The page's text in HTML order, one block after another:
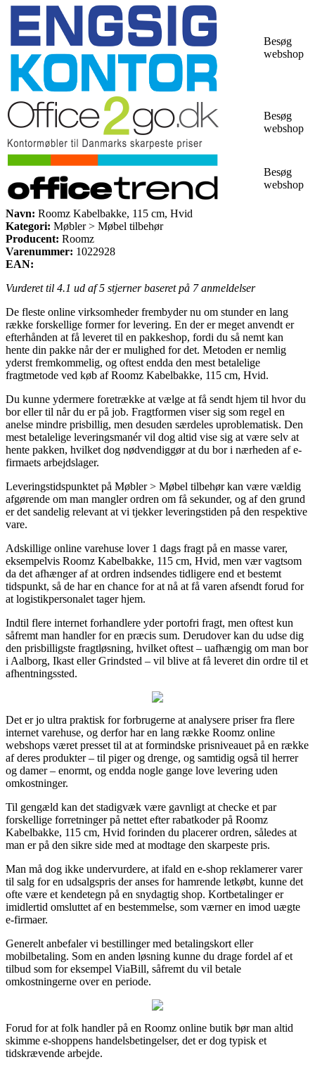
Besøg
webshop
Besøg
webshop
Besøg
webshop
Navn: Roomz Kabelbakke, 115 cm, Hvid
Kategori: Møbler > Møbel tilbehør
Producent: Roomz
Varenummer: 1022928
EAN:
Vurderet til 4.1 ud af 5 stjerner baseret på 7anmeldelser
De fleste online virksomheder frembyder nu om stunder en lang
række forskellige former for levering. En der er meget anvendt er
efterhånden at få leveret til en pakkeshop, fordi du så nemt kan
hente din pakke når der er mulighed for det. Metoden er nemlig
yderst fremkommelig, og oftest endda den mest betalelige
fragtmetode ved køb af Roomz Kabelbakke, 115 cm, Hvid.
Du kunne ydermere foretrække at vælge at få sendt hjem til hvor du
bor eller til når du er på job. Fragtformen viser sig som regel en
anelse mindre prisbillig, men desuden særdeles uproblematisk. Den
mest betalelige leveringsmanér vil dog altid vise sig at være selv at
hente pakken, hvilket dog nødvendiggør at du bor i nærheden af e-
firmaets arbejdslager.
Leveringstidspunktet på Møbler > Møbel tilbehør kan være vældig
afgørende om man mangler ordren om få sekunder, og af den grund
er det sandelig relevant at vi tjekker leveringstiden på den respektive
vare.
Adskillige online varehuse lover 1 dags fragt på en masse varer,
eksempelvis Roomz Kabelbakke, 115 cm, Hvid, men vær vagtsom
da det afhænger af at ordren indsendes tidligere end et bestemt
tidspunkt, så de har en chance for at nå at få varen afsendt forud for
at logistikpersonalet tager hjem.
Indtil flere internet forhandlere yder portofri fragt, men oftest kun
såfremt man handler for en præcis sum. Derudover kan du udse dig
den prisbilligste fragtløsning, hvilket oftest – uafhængig om man bor
i Aalborg, Ikast eller Grindsted – vil blive at få leveret din ordre til et
afhentningssted.
Det er jo ultra praktisk for forbrugerne at analysere priser fra flere
internet varehuse, og derfor har en lang række Roomz online
webshops været presset til at at formindske prisniveauet på en række
af deres produkter – til piger og drenge, og samtidig også til herrer
og damer – enormt, og endda nogle gange love levering uden
omkostninger.
Til gengæld kan det stadigvæk være gavnligt at checke et par
forskellige forretninger på nettet efter rabatkoder på Roomz
Kabelbakke, 115 cm, Hvid forinden du placerer ordren, således at
man er på den sikre side med at modtage den skarpeste pris.
Man må dog ikke undervurdere, at ifald en e-shop reklamerer varer
til salg for en udsalgspris der anses for hamrende letkøbt, kunne det
ofte være et kendetegn på en snydagtig shop. Kortbetalinger er
imidlertid omsluttet af en bestemmelse, som værner en imod uægte
e-firmaer.
Generelt anbefaler vi bestillinger med betalingskort eller
mobilbetaling. Som en anden løsning kunne du drage fordel af et
tilbud som for eksempel ViaBill, såfremt du vil betale
omkostningerne over en periode.
Forud for at folk handler på en Roomz online butik bør man altid
skimme e-shoppens handelsbetingelser, det er dog typisk et
tidskrævende arbejde.